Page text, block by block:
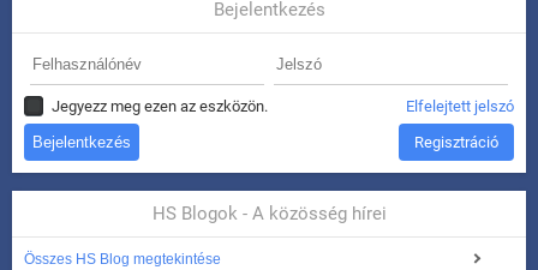
Bejelentkezés
Jegyezz meg ezen az eszközön. Elfelejtett jelszó
Regisztráció
HS Blogok - A közösség hírei
Összes HS Blog megtekintése